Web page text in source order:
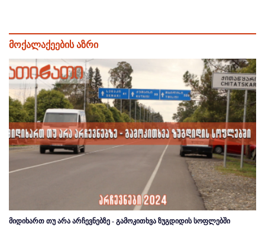
მოქალაქეების აზრი
მიდიხართ თუ არა არჩევნებზე - გამოკითხვა ზუგდიდის სოფლებში